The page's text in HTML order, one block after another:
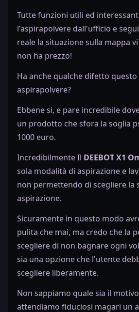
Tutte funzioni utili ed
l'aspirapolvere dall'ufficio e
reale la situazione sulla mappa
non ha prezzo!
Ha anche qualche difetto
aspirapolvere?
Ebbene si, e pare incredibile
un prodotto che sfora la soglia
1000 euro.
Incredibilmente Il DEEBOT X1
sola modalità di aspirazione e
non permettendo di scegliere la
aspirazione.
Sicuramente in questo modo
pulita che mai, ma credo che la
scegliere di non bagnare ogni
sia una opzione che l'utente
scegliere liberamente.
Non sappiamo quale sia il
attendiamo fiduciosi magari un